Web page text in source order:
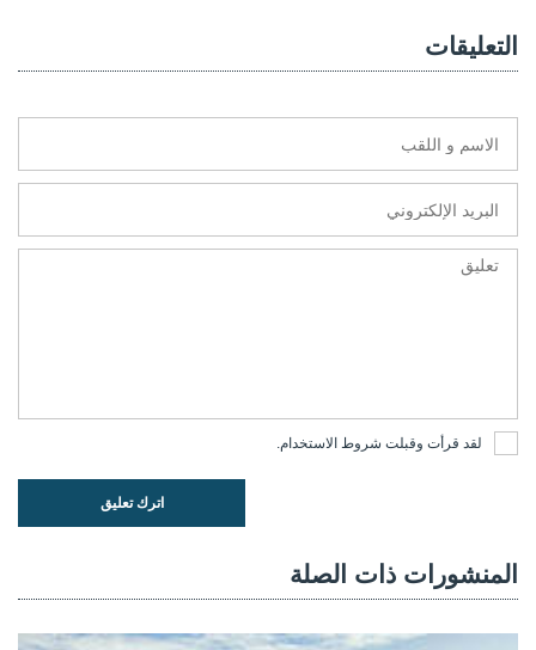
التعليقات
لقد قرأت وقبلت شروط الاستخدام.
اترك تعليق
المنشورات ذات الصلة